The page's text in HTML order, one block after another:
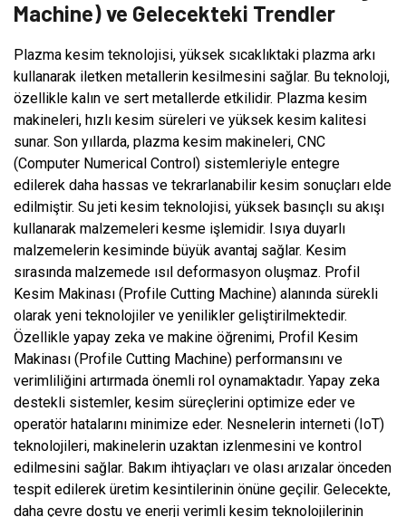
Machine) ve Gelecekteki Trendler
Plazma kesim teknolojisi, yüksek sıcaklıktaki plazma arkı
kullanarak iletken metallerin kesilmesini sağlar. Bu teknoloji,
özellikle kalın ve sert metallerde etkilidir. Plazma kesim
makineleri, hızlı kesim süreleri ve yüksek kesim kalitesi
sunar. Son yıllarda, plazma kesim makineleri, CNC
(Computer Numerical Control) sistemleriyle entegre
edilerek daha hassas ve tekrarlanabilir kesim sonuçları elde
edilmiştir. Su jeti kesim teknolojisi, yüksek basınçlı su akışı
kullanarak malzemeleri kesme işlemidir. Isıya duyarlı
malzemelerin kesiminde büyük avantaj sağlar. Kesim
sırasında malzemede ısıl deformasyon oluşmaz. Profil
Kesim Makinası (Profile Cutting Machine) alanında sürekli
olarak yeni teknolojiler ve yenilikler geliştirilmektedir.
Özellikle yapay zeka ve makine öğrenimi, Profil Kesim
Makinası (Profile Cutting Machine) performansını ve
verimliliğini artırmada önemli rol oynamaktadır. Yapay zeka
destekli sistemler, kesim süreçlerini optimize eder ve
operatör hatalarını minimize eder. Nesnelerin interneti (IoT)
teknolojileri, makinelerin uzaktan izlenmesini ve kontrol
edilmesini sağlar. Bakım ihtiyaçları ve olası arızalar önceden
tespit edilerek üretim kesintilerinin önüne geçilir. Gelecekte,
daha çevre dostu ve enerji verimli kesim teknolojilerinin